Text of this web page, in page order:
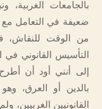
بالجامعات الغربية،
ضعيفة في التعامل
من الوقت للنقاش،
التأسيس القانوني في
إلى أنني أود أن
بالدين أو العرق،
القانونيين